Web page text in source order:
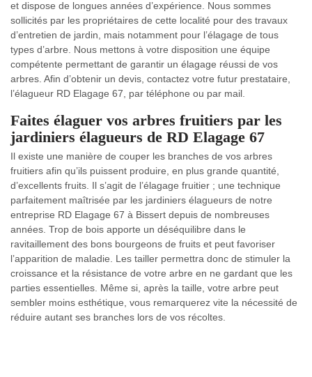
et dispose de longues années d’expérience. Nous sommes
sollicités par les propriétaires de cette localité pour des travaux
d’entretien de jardin, mais notamment pour l’élagage de tous
types d’arbre. Nous mettons à votre disposition une équipe
compétente permettant de garantir un élagage réussi de vos
arbres. Afin d’obtenir un devis, contactez votre futur prestataire,
l’élagueur RD Elagage 67, par téléphone ou par mail.
Faites élaguer vos arbres fruitiers par les
jardiniers élagueurs de RD Elagage 67
Il existe une manière de couper les branches de vos arbres
fruitiers afin qu’ils puissent produire, en plus grande quantité,
d’excellents fruits. Il s’agit de l’élagage fruitier ; une technique
parfaitement maîtrisée par les jardiniers élagueurs de notre
entreprise RD Elagage 67 à Bissert depuis de nombreuses
années. Trop de bois apporte un déséquilibre dans le
ravitaillement des bons bourgeons de fruits et peut favoriser
l’apparition de maladie. Les tailler permettra donc de stimuler la
croissance et la résistance de votre arbre en ne gardant que les
parties essentielles. Même si, après la taille, votre arbre peut
sembler moins esthétique, vous remarquerez vite la nécessité de
réduire autant ses branches lors de vos récoltes.